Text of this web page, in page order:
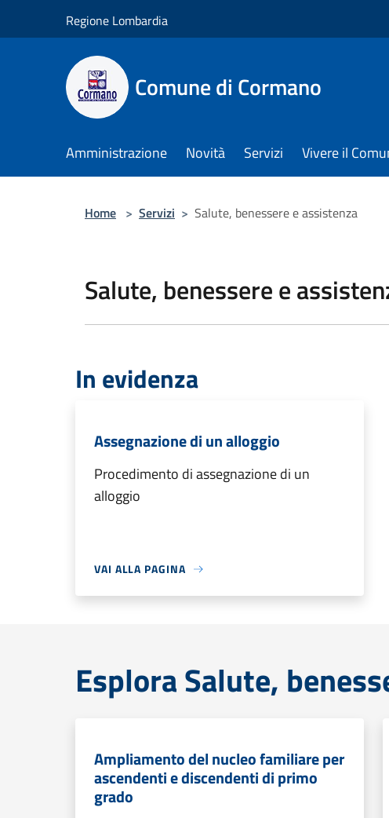
Regione Lombardia
Comune di Cormano
Amministrazione Novità Servizi Vivere il
Home > Servizi > Salute, benessere e assistenza
Salute, benessere e
In evidenza
Assegnazione di un alloggio
Procedimento di assegnazione di un
alloggio
VAI ALLA PAGINA
Esplora Salute,
Ampliamento del nucleo familiare per
ascendenti e discendenti di primo
grado